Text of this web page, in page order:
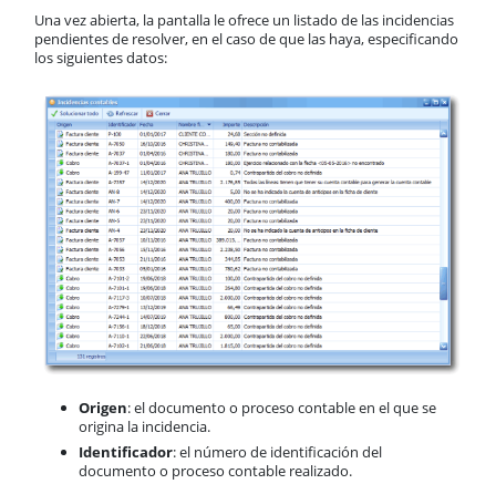
Una vez abierta, la pantalla le ofrece un listado de las incidencias
pendientes de resolver, en el caso de que las haya, especificando
los siguientes datos:
Origen: el documento o proceso contable en el que se
origina la incidencia.
Identificador: el número de identificación del
documento o proceso contable realizado.